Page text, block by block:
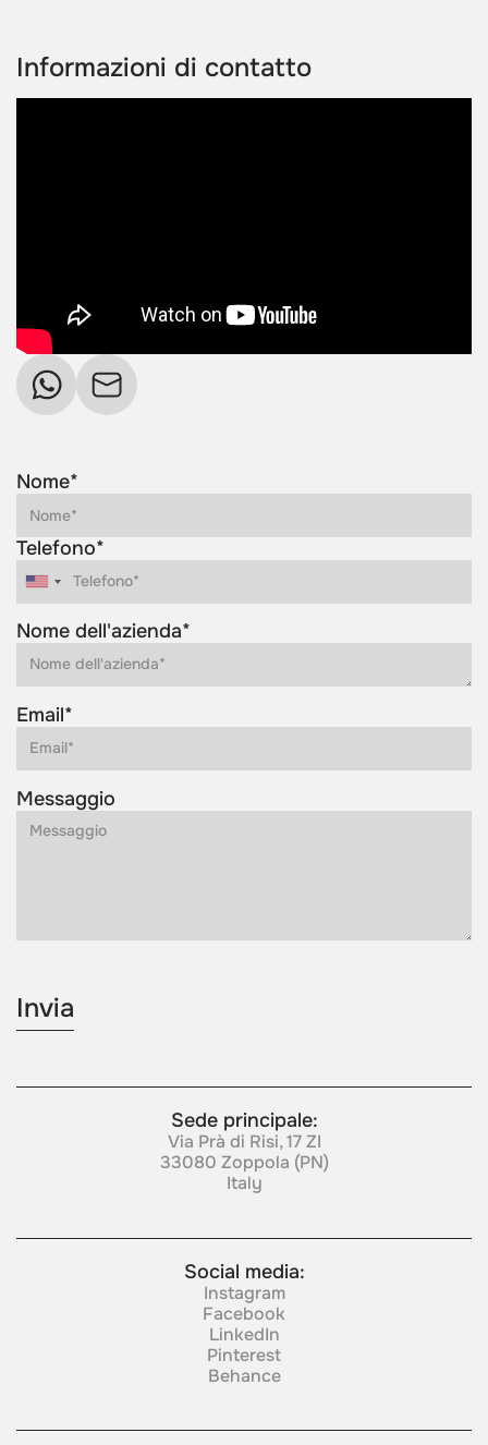
Informazioni di contatto
Nome*
Telefono*
Nome dell'azienda*
Email*
Messaggio
Sede principale:
Via Prà di Risi, 17 ZI
33080 Zoppola (PN)
Italy
Social media:
Instagram
Facebook
LinkedIn
Pinterest
Behance